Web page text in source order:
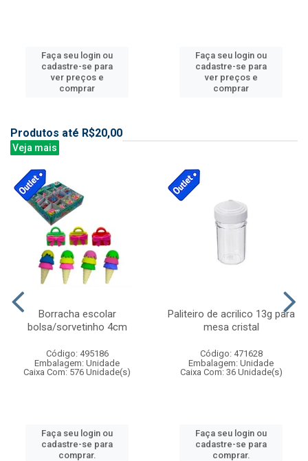
Faça seu login ou
cadastre-se para
ver preços e
comprar
Faça seu login ou
cadastre-se para
ver preços e
comprar
Produtos até R$20,00
Veja mais
Borracha escolar
bolsa/sorvetinho 4cm
Código: 495186
Embalagem: Unidade
Caixa Com: 576 Unidade(s)
Faça seu login ou
cadastre-se para
comprar.
Paliteiro de acrilico 13g para
mesa cristal
Código: 471628
Embalagem: Unidade
Caixa Com: 36 Unidade(s)
Faça seu login ou
cadastre-se para
comprar.